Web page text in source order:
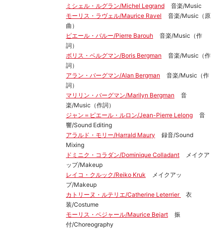
ミシェル・ルグラン/Michel Legrand
音楽/Music
モーリス・ラヴェル/Maurice Ravel
音楽/Music（原
曲）
ピエール・バルー/Pierre Barouh
音楽/Music（作
詞）
ボリス・ベルグマン/Boris Bergman
音楽/Music（作
詞）
アラン・バーグマン/Alan Bergman
音楽/Music（作
詞）
マリリン・バーグマン/Marilyn Bergman
音
楽/Music（作詞）
ジャン＝ピエール・ルロン/Jean-Pierre Lelong
音
響/Sound Editing
アラルド・モリー/Harrald Maury
録音/Sound
Mixing
ドミニク・コラダン/Dominique Colladant
メイクア
ップ/Makeup
レイコ・クルック/Reiko Kruk
メイクアッ
プ/Makeup
カトリーヌ・ルテリエ/Catherine Leterrier
衣
装/Costume
モーリス・ベジャール/Maurice Bejart
振
付/Choreography